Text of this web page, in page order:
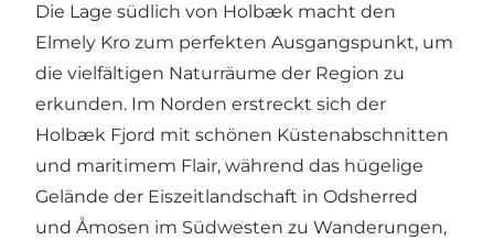
Die Lage südlich von Holbæk macht den
Elmely Kro zum perfekten Ausgangspunkt, um
die vielfältigen Naturräume der Region zu
erkunden. Im Norden erstreckt sich der
Holbæk Fjord mit schönen Küstenabschnitten
und maritimem Flair, während das hügelige
Gelände der Eiszeitlandschaft in Odsherred
und Åmosen im Südwesten zu Wanderungen,